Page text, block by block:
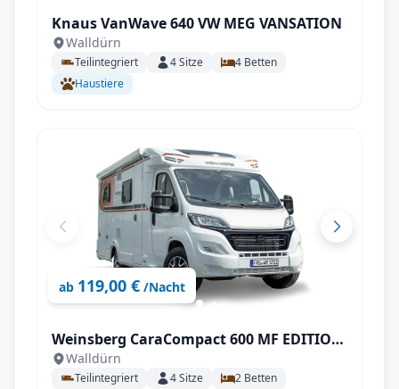
Knaus VanWave 640 VW MEG VANSATION
Walldürn
Teilintegriert 4Sitze 4 Betten
Haustiere
ab 119,00 € /Nacht
Weinsberg CaraCompact 600 MF EDITION
[PEPPER]
Walldürn
Teilintegriert 4Sitze 2 Betten